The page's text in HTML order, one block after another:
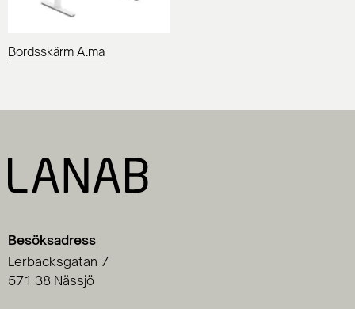
Bordsskärm Alma
Besöksadress
Lerbacksgatan 7
571 38 Nässjö